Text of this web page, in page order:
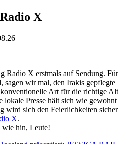
X
Radio X erstmals auf Sendung.
sagen wir mal, den Irakis
Art für die richtige
lokale Presse hält sich wie
wird sich den Feierlichkeiten
X.
hin, Leute!